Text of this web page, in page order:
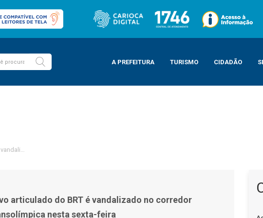
A PREFEITURA TURISMO CIDADÃO
no corredor Transolímpica nesta sexta-feira
articulado do BRT é vandalizado no corredor
nesta sexta-feira